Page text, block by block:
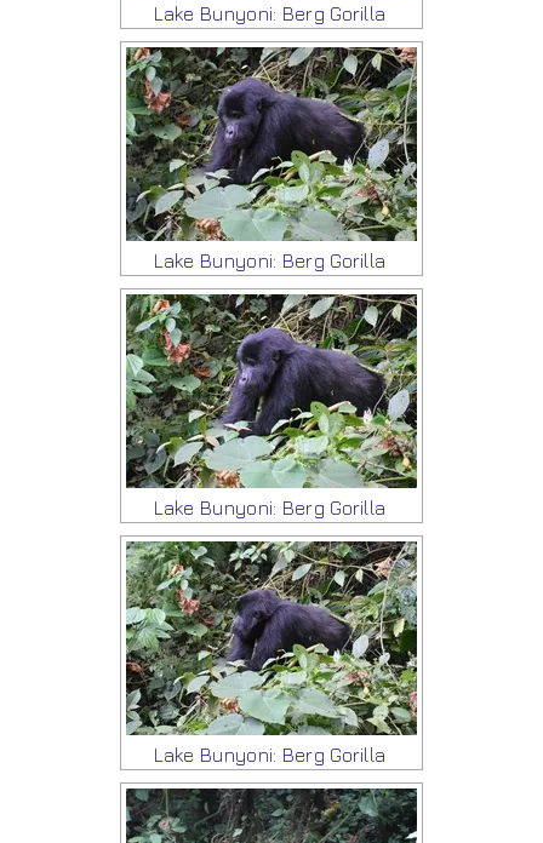
Lake Bunyoni: Berg Gorilla
Lake Bunyoni: Berg Gorilla
Lake Bunyoni: Berg Gorilla
Lake Bunyoni: Berg Gorilla